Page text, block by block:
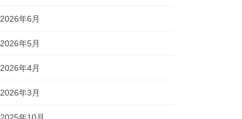
2026年6月
2026年5月
2026年4月
2026年3月